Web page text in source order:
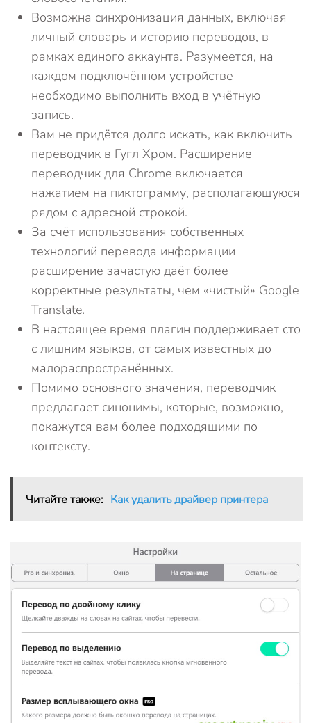
Возможна синхронизация данных, включая
личный словарь и историю переводов, в
рамках единого аккаунта. Разумеется, на
каждом подключённом устройстве
необходимо выполнить вход в учётную
запись.
Вам не придётся долго искать, как включить
переводчик в Гугл Хром. Расширение
переводчик для Chrome включается
нажатием на пиктограмму, располагающуюся
рядом с адресной строкой.
За счёт использования собственных
технологий перевода информации
расширение зачастую даёт более
корректные результаты, чем «чистый» Google
Translate.
В настоящее время плагин поддерживает сто
с лишним языков, от самых известных до
малораспространённых.
Помимо основного значения, переводчик
предлагает синонимы, которые, возможно,
покажутся вам более подходящими по
контексту.
Читайте также: Как удалить драйвер принтера